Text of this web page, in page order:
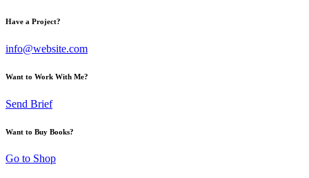
Have a Project?
info@website.com
Want to Work With Me?
Send Brief
Want to Buy Books?
Go to Shop